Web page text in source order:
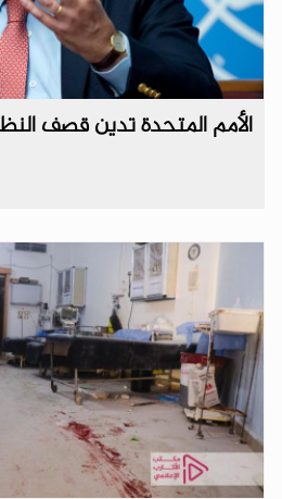
الأمم المتحدة تدين قصف